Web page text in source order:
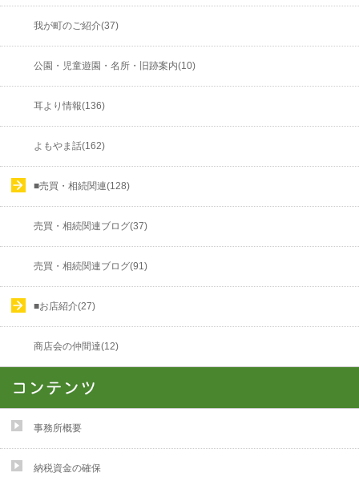
我が町のご紹介(37)
公園・児童遊園・名所・旧跡案内(10)
耳より情報(136)
よもやま話(162)
■売買・相続関連(128)
売買・相続関連ブログ(37)
売買・相続関連ブログ(91)
■お店紹介(27)
商店会の仲間達(12)
事務所概要
納税資金の確保